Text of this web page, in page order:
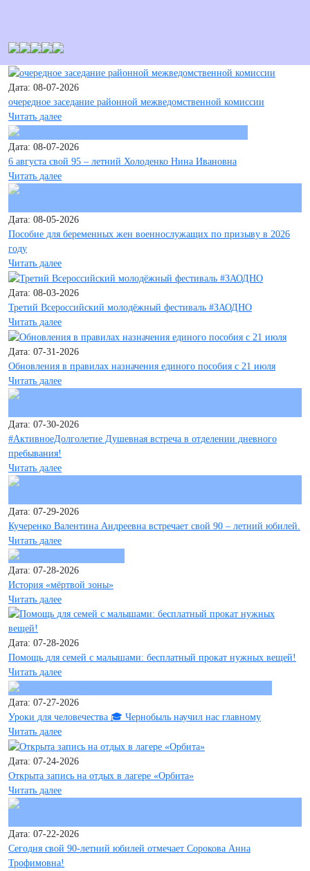
Дата: 08-07-2026
очередное заседание районной межведомственной комиссии
Читать далее
Дата: 08-07-2026
6 августа свой 95 – летний Холоденко Нина Ивановна
Читать далее
Дата: 08-05-2026
Пособие для беременных жен военнослужащих по призыву в 2026
году
Читать далее
Дата: 08-03-2026
Третий Всероссийский молодёжный фестиваль #ЗАОДНО
Читать далее
Дата: 07-31-2026
Обновления в правилах назначения единого пособия с 21 июля
Читать далее
Дата: 07-30-2026
#АктивноеДолголетие Душевная встреча в отделении дневного
пребывания!
Читать далее
Дата: 07-29-2026
Кучеренко Валентина Андреевна встречает свой 90 – летний юбилей.
Читать далее
Дата: 07-28-2026
История «мёртвой зоны»
Читать далее
Дата: 07-28-2026
Помощь для семей с малышами: бесплатный прокат нужных вещей!
Читать далее
Дата: 07-27-2026
Уроки для человечества 🎓 Чернобыль научил нас главному
Читать далее
Дата: 07-24-2026
Открыта запись на отдых в лагере «Орбита»
Читать далее
Дата: 07-22-2026
Сегодня свой 90-летний юбилей отмечает Сорокова Анна
Трофимовна!